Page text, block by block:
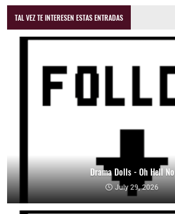
TAL VEZ TE INTERESEN ESTAS ENTRADAS
Drama Dolls - Oh Hell No
July 29, 2026